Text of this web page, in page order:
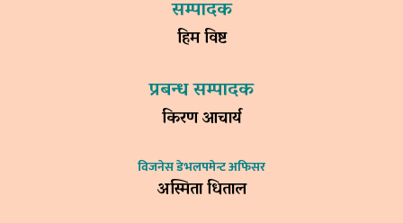
सम्पादक
हिम विष्ट
प्रबन्ध सम्पादक
किरण आचार्य
विजनेस डेभलपमेन्ट अफिसर
अस्मिता धिताल